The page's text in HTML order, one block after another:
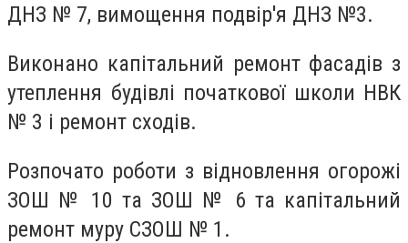
ДНЗ № 7, вимощення подвір'я ДНЗ №3.
Виконано капітальний ремонт фасадів з
утеплення будівлі початкової школи НВК
№ 3 і ремонт сходів.
Розпочато роботи з відновлення огорожі
ЗОШ № 10 та ЗОШ № 6 та капітальний
ремонт муру СЗОШ № 1.